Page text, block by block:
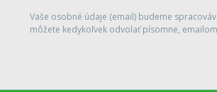
Vaše osobné údaje (email) budeme
môžete kedykoľvek odvolať písomne,